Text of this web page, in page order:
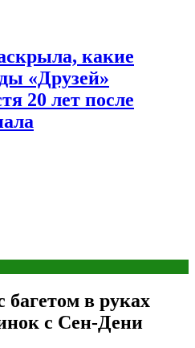
какие
«Друзей»
20 лет после
в руках
с Сен-Дени